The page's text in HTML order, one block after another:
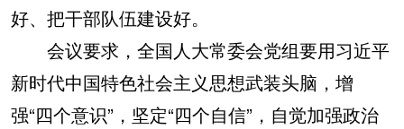
好、把干部队伍建设好。
会议要求，全国人大常委会党组要用习近平
新时代中国特色社会主义思想武装头脑，增
强“四个意识”，坚定“四个自信”，自觉加强政治